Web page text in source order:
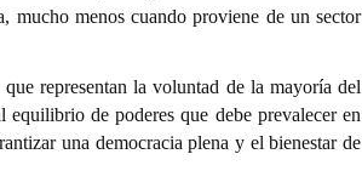
mucho menos cuando proviene de un sector
representan la voluntad de la mayoría del
de poderes que debe prevalecer en
una democracia plena y el bienestar de